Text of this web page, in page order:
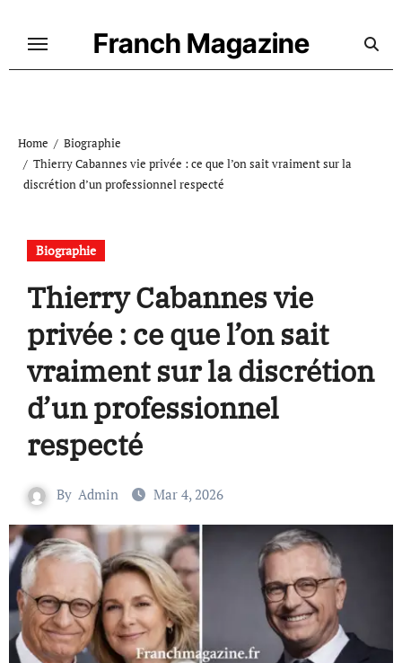
Franch Magazine
Home
Biographie
Thierry Cabannes vie privée : ce que l’on sait vraiment sur la
discrétion d’un professionnel respecté
Biographie
Thierry Cabannes vie
privée : ce que l’on sait
vraiment sur la discrétion
d’un professionnel
respecté
By Admin Mar 4, 2026